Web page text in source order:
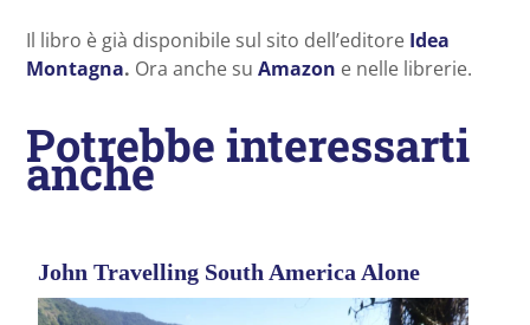
Il libro è già disponibile sul sito dell’editore Idea
Montagna. Ora anche su Amazon e nelle librerie.
Potrebbe interessarti
anche
John Travelling South America Alone